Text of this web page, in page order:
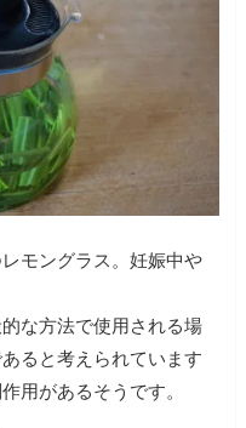
モングラス。妊娠中や
な方法で使用される場
ると考えられています
用があるそうです。